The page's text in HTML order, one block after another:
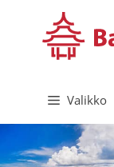
sisältöön
Valikko